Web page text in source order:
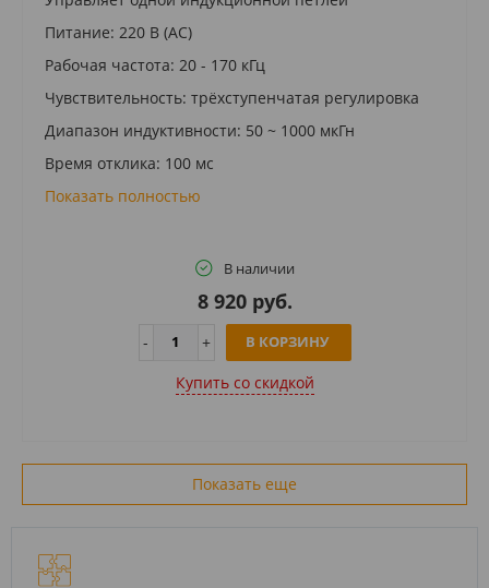
Питание: 220 В (AC)
Рабочая частота: 20 - 170 кГц
Чувствительность: трёхступенчатая регулировка
Диапазон индуктивности: 50 ~ 1000 мкГн
Время отклика: 100 мс
Показать полностью
В наличии
8 920 руб.
В КОРЗИНУ
Купить cо скидкой
Показать еще